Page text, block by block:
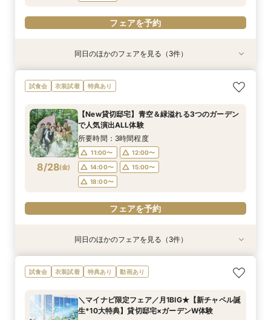
フェアを予約
8/27(木)
【遠方の方◎オンライン相談会】スマホで簡単！
豪華10大特典付き
12:00〜
14:00〜
15:00〜
18:00〜
フェアを予約
衣装試着 特典あり
8/27(木)
【おもてなし重視◎】料理ランクUP＆10大特典
★貸切体験＆相談会
11:00〜
12:00〜
14:00〜
15:00〜
17:30〜
フェアを予約
衣装試着 特典あり
8/27(木)
【1組限定★貸切邸宅】少人数で挙式会食♪New
挙式体験＆豪華試食付き
11:00〜
12:00〜
14:00〜
15:00〜
17:30〜
フェアを予約
同日のほかのフェアを見る（3件）
試食会 衣装試着 特典あり
8/28(金)
【New貸切邸宅】青空＆緑溢れる3つのガーデン
で人気演出ALL体験
所要時間：3時間程度
11:00〜
12:00〜
14:00〜
15:00〜
18:00〜
フェアを予約
【遠方の方◎オンライン相談会】スマホで簡単！
豪華10大特典付き
12:00〜
14:00〜
衣装試着 特典あり
【おもてなし重視◎】料理ランクUP＆10大特典
★貸切体験＆相談会
11:00〜
12:00〜
衣装試着 特典あり
【1組限定★貸切邸宅】少人数で挙式会食♪New
挙式体験＆豪華試食付き
11:00〜
12:00〜
同日のほかのフェアを見る（3件）
試食会 衣装試着 特典あり 動画あり
＼マイナビ限定フェア／月1BIG★【新チャペル誕
生*10大特典】貸切邸宅×ガーデンW体験